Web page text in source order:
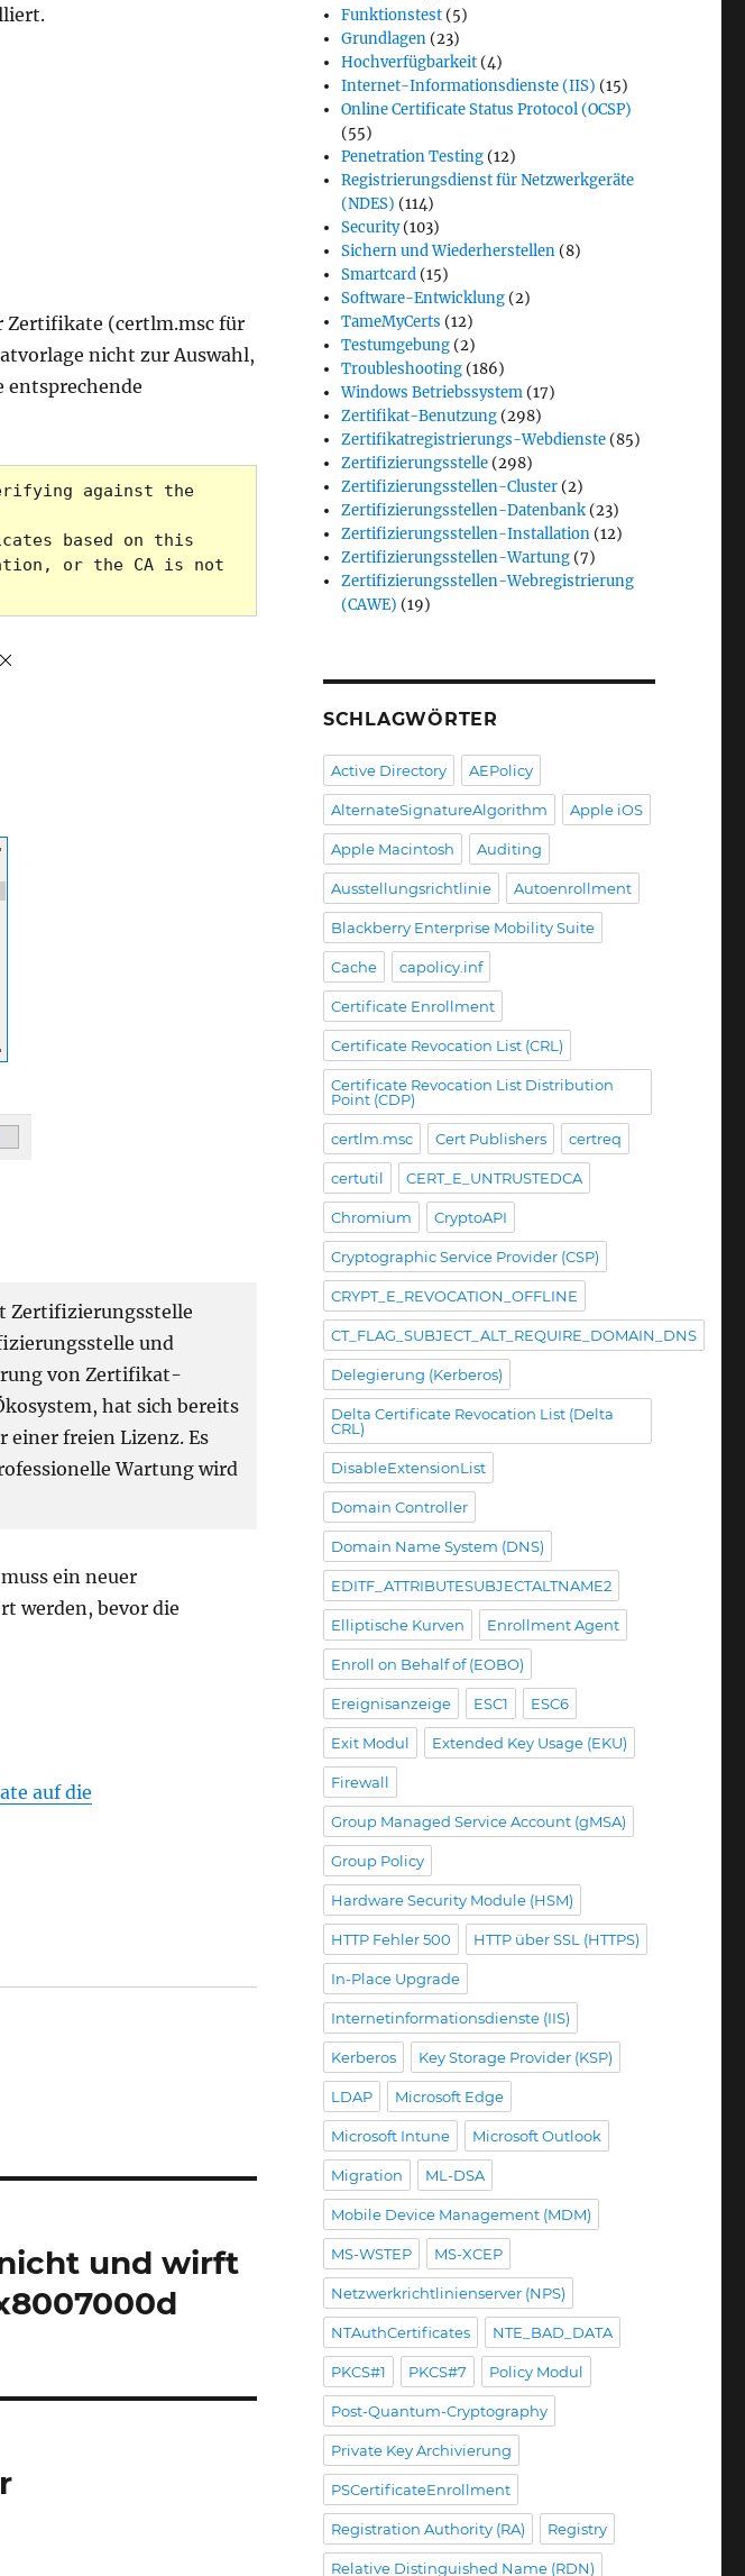
Zertifikate (certlm.msc für
nicht zur Auswahl,
entsprechende
against the
based on this
or the CA is not
Zertifizierungsstelle
und
von Zertifikat-
hat sich bereits
freien Lizenz. Es
Wartung wird
ein neuer
werden, bevor die
auf die
und wirft
Funktionstest (5)
Grundlagen (23)
Hochverfügbarkeit (4)
Internet-Informationsdienste (IIS) (15)
Online Certificate Status Protocol (OCSP)
(55)
Penetration Testing (12)
Registrierungsdienst für Netzwerkgeräte
(NDES) (114)
Security(103)
Sichern und Wiederherstellen (8)
Smartcard (15)
Software-Entwicklung (2)
TameMyCerts (12)
Testumgebung (2)
Troubleshooting (186)
Windows Betriebssystem (17)
Zertifikat-Benutzung (298)
Zertifikatregistrierungs-Webdienste (85)
Zertifizierungsstelle (298)
Zertifizierungsstellen-Cluster (2)
Zertifizierungsstellen-Datenbank (23)
Zertifizierungsstellen-Installation (12)
Zertifizierungsstellen-Wartung (7)
Zertifizierungsstellen-Webregistrierung
(CAWE) (19)
SCHLAGWÖRTER
Active Directory AEPolicy
AlternateSignatureAlgorithm Apple iOS
Apple Macintosh Auditing
Ausstellungsrichtlinie Autoenrollment
Blackberry Enterprise Mobility Suite
Cache capolicy.inf
Certificate Enrollment
Certificate Revocation List (CRL)
Certificate Revocation List Distribution
Point (CDP)
certlm.msc Cert Publishers certreq
certutil CERT_E_UNTRUSTEDCA
Chromium CryptoAPI
Cryptographic Service Provider (CSP)
CRYPT_E_REVOCATION_OFFLINE
CT_FLAG_SUBJECT_ALT_REQUIRE_DOMAIN_DNS
Delegierung (Kerberos)
Delta Certificate Revocation List (Delta
CRL)
DisableExtensionList
Domain Controller
Domain Name System (DNS)
EDITF_ATTRIBUTESUBJECTALTNAME2
Elliptische Kurven Enrollment Agent
Enroll on Behalf of (EOBO)
Ereignisanzeige ESC1 ESC6
Exit Modul Extended Key Usage (EKU)
Firewall
Group Managed Service Account (gMSA)
Group Policy
Hardware Security Module (HSM)
HTTP Fehler 500 HTTP über SSL (HTTPS)
In-Place Upgrade
Internetinformationsdienste (IIS)
Kerberos Key Storage Provider (KSP)
LDAP Microsoft Edge
Microsoft Intune Microsoft Outlook
Migration ML-DSA
Mobile Device Management (MDM)
MS-WSTEP MS-XCEP
Netzwerkrichtlinienserver (NPS)
NTAuthCertificates NTE_BAD_DATA
PKCS#1 PKCS#7 Policy Modul
Post-Quantum-Cryptography
Private Key Archivierung
PSCertificateEnrollment
Registration Authority (RA) Registry
Relative Distinguished Name (RDN)